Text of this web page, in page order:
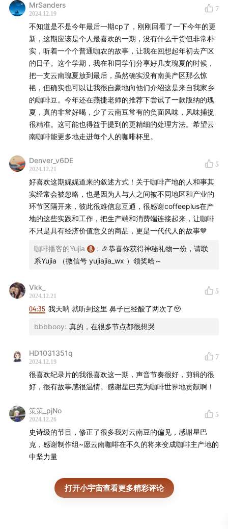
农艺师王万东
一起去咖啡地
折射出云南咖啡如日方升的未来”有种莫名的骄傲感！希望叶
萍带着更多佤族女性走出困境，马孝金早日种出他的高海拔
咖啡豆！
MrSanders
2024.12.19
7
不知道是不是今年最后一期cp了，刚刚回看了一下今年的更
新，这期应该是个人最喜欢的一期，没有什么干货但非常朴
实，听着一个个普通咖农的故事，让我在回想起年初去产区
的日子。这个学期，我在和同学们分享好几支瑰夏的时候，
把一支云南瑰夏放到最后，虽然确实没有南美产区那么惊
艳，但确实也可以让我很自豪地向他们介绍这是来自我家乡
的咖啡豆。今年还在燕捷老师的推荐下尝试了一款版纳的瑰
夏，真的非常好喝，少了云南豆常有的负面风味，风味捕捉
很精准。这可能也得益于提到的更精细的处理方法。希望云
南咖啡能更多地走进每个人的咖啡杯里。
Denver_v6DE
2024.12.21
5
好喜欢这期娓娓道来的叙述方式！关于咖啡产地的人和事其
实经常会被忽略，也是因为人与人之间被不同地区和产业的
环节区隔开来，彼此很难信息互通，很感谢coffeeplus在产
地的这些实践和工作，把生产端和消费端连接起来，让咖啡
不只是具有经济价值意义的商品，更是一代代人的故事🤎
咖啡播客的Yujia : 🎉恭喜你获得神秘礼物一份，请联
系Yujia （微信号 yujiajia_wx ）领奖哈～
Vkk_
2024.12.21
5
04:35 我天呐 就听到这里 鼻子已经酸了两次了🥹
bbbbooy: 真的，在很多节点都很想哭
HD1031351q
2024.12.19
7
很喜欢纪录片的我很喜欢这一期，声音节奏很好，剪辑的很
好，很有故事感很温情。感谢星巴克为咖啡世界地贡献啊！
策策_pjNo
2024.12.26
5
史诗级的节目，修正了很多我对云南豆的偏见，感谢星巴
克，感谢制作组~愿云南咖啡在不久的将来变成咖啡主产地的
中坚力量
打开小宇宙查看更多精彩评论